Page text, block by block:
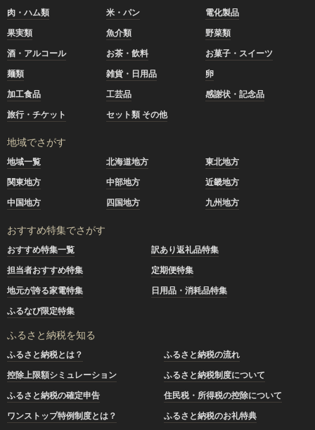
肉・ハム類 米・パン
電化製品
果実類
魚介類
野菜類
酒・アルコール
お茶・飲料
お菓子・スイーツ
麺類
雑貨・日用品
卵
加工食品
工芸品
感謝状・記念品
旅行・チケット
セット類 その他
地域でさがす
地域一覧 北海道地方
東北地方
関東地方
中部地方
近畿地方
中国地方
四国地方 九州地方
おすすめ特集でさがす
おすすめ特集一覧
訳あり返礼品特集
担当者おすすめ特集
定期便特集
地元が誇る家電特集
日用品・消耗品特集
ふるなび限定特集
ふるさと納税を知る
ふるさと納税とは？
ふるさと納税の流れ
控除上限額シミュレーション
ふるさと納税制度について
ふるさと納税の確定申告
住民税・所得税の控除について
ワンストップ特例制度とは？
ふるさと納税のお礼特典